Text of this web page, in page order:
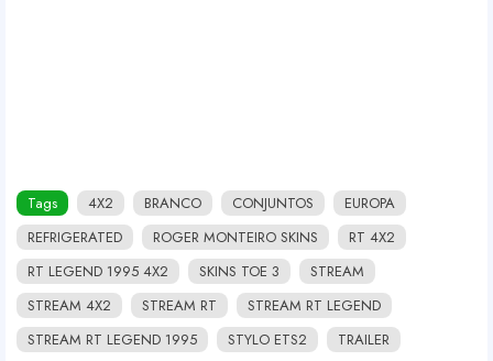
Tags 4X2 BRANCO CONJUNTOS
EUROPA
REFRIGERATED
ROGER MONTEIRO SKINS
RT 4X2
RT LEGEND 1995 4X2
SKINS TOE 3
STREAM
STREAM 4X2
STREAM RT
STREAM RT LEGEND
STREAM RT LEGEND 1995
STYLO ETS2 TRAILER